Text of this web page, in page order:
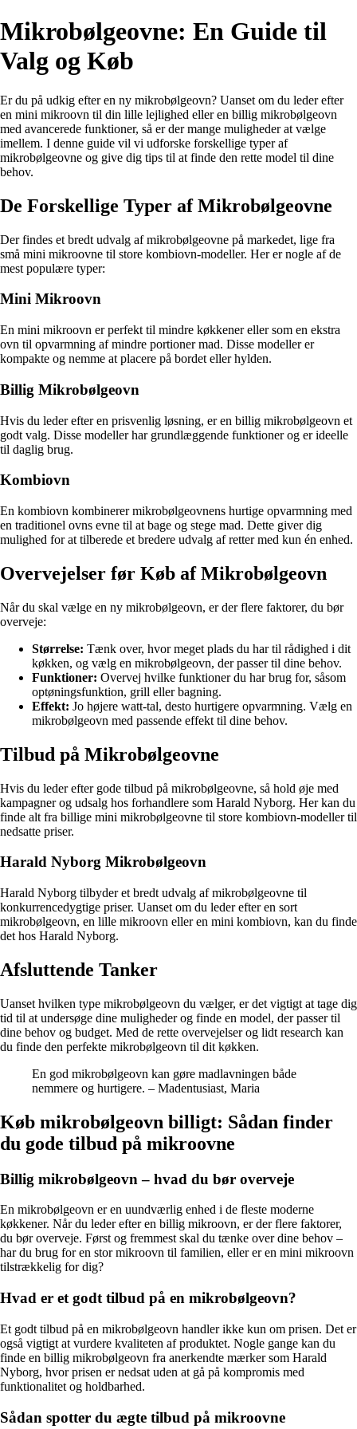
Mikrobølgeovne: En Guide til
Valg og Køb
Er du på udkig efter en ny mikrobølgeovn? Uanset om du leder efter
en mini mikroovn til din lille lejlighed eller en billig mikrobølgeovn
med avancerede funktioner, så er der mange muligheder at vælge
imellem. I denne guide vil vi udforske forskellige typer af
mikrobølgeovne og give dig tips til at finde den rette model til dine
behov.
De Forskellige Typer af Mikrobølgeovne
Der findes et bredt udvalg af mikrobølgeovne på markedet, lige fra
små mini mikroovne til store kombiovn-modeller. Her er nogle af de
mest populære typer:
Mini Mikroovn
En mini mikroovn er perfekt til mindre køkkener eller som en ekstra
ovn til opvarmning af mindre portioner mad. Disse modeller er
kompakte og nemme at placere på bordet eller hylden.
Billig Mikrobølgeovn
Hvis du leder efter en prisvenlig løsning, er en billig mikrobølgeovn et
godt valg. Disse modeller har grundlæggende funktioner og er ideelle
til daglig brug.
Kombiovn
En kombiovn kombinerer mikrobølgeovnens hurtige opvarmning med
en traditionel ovns evne til at bage og stege mad. Dette giver dig
mulighed for at tilberede et bredere udvalg af retter med kun én enhed.
Overvejelser før Køb af Mikrobølgeovn
Når du skal vælge en ny mikrobølgeovn, er der flere faktorer, du bør
overveje:
Størrelse: Tænk over, hvor meget plads du har til rådighed i dit
køkken, og vælg en mikrobølgeovn, der passer til dine behov.
Funktioner: Overvej hvilke funktioner du har brug for, såsom
optøningsfunktion, grill eller bagning.
Effekt: Jo højere watt-tal, desto hurtigere opvarmning. Vælg en
mikrobølgeovn med passende effekt til dine behov.
Tilbud på Mikrobølgeovne
Hvis du leder efter gode tilbud på mikrobølgeovne, så hold øje med
kampagner og udsalg hos forhandlere som Harald Nyborg. Her kan du
finde alt fra billige mini mikrobølgeovne til store kombiovn-modeller til
nedsatte priser.
Harald Nyborg Mikrobølgeovn
Harald Nyborg tilbyder et bredt udvalg af mikrobølgeovne til
konkurrencedygtige priser. Uanset om du leder efter en sort
mikrobølgeovn, en lille mikroovn eller en mini kombiovn, kan du finde
det hos Harald Nyborg.
Afsluttende Tanker
Uanset hvilken type mikrobølgeovn du vælger, er det vigtigt at tage dig
tid til at undersøge dine muligheder og finde en model, der passer til
dine behov og budget. Med de rette overvejelser og lidt research kan
du finde den perfekte mikrobølgeovn til dit køkken.
En god mikrobølgeovn kan gøre madlavningen både
nemmere og hurtigere. – Madentusiast, Maria
Køb mikrobølgeovn billigt: Sådan finder
du gode tilbud på mikroovne
Billig mikrobølgeovn – hvad du bør overveje
En mikrobølgeovn er en uundværlig enhed i de fleste moderne
køkkener. Når du leder efter en billig mikroovn, er der flere faktorer,
du bør overveje. Først og fremmest skal du tænke over dine behov –
har du brug for en stor mikroovn til familien, eller er en mini mikroovn
tilstrækkelig for dig?
Hvad er et godt tilbud på en mikrobølgeovn?
Et godt tilbud på en mikrobølgeovn handler ikke kun om prisen. Det er
også vigtigt at vurdere kvaliteten af produktet. Nogle gange kan du
finde en billig mikrobølgeovn fra anerkendte mærker som Harald
Nyborg, hvor prisen er nedsat uden at gå på kompromis med
funktionalitet og holdbarhed.
Sådan spotter du ægte tilbud på mikroovne